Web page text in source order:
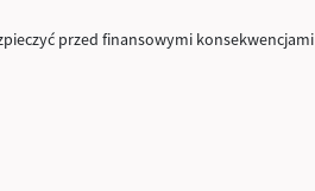
przed finansowymi konsekwencjami